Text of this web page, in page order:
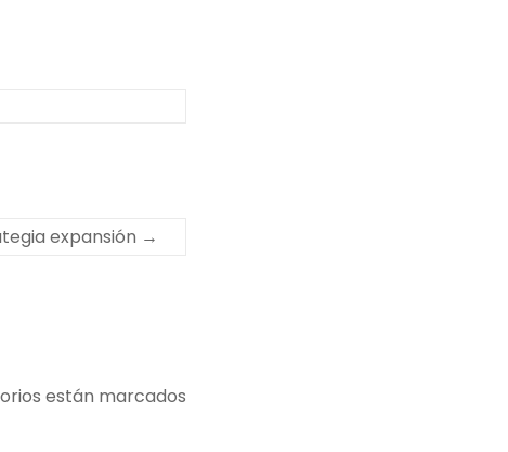
expansión →
están marcados